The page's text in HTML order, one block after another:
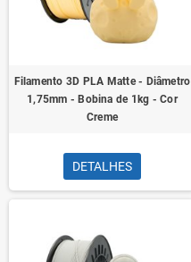
Filamento 3D PLA Matte - Diâmetro
1,75mm - Bobina de 1kg - Cor
Creme
DETALHES